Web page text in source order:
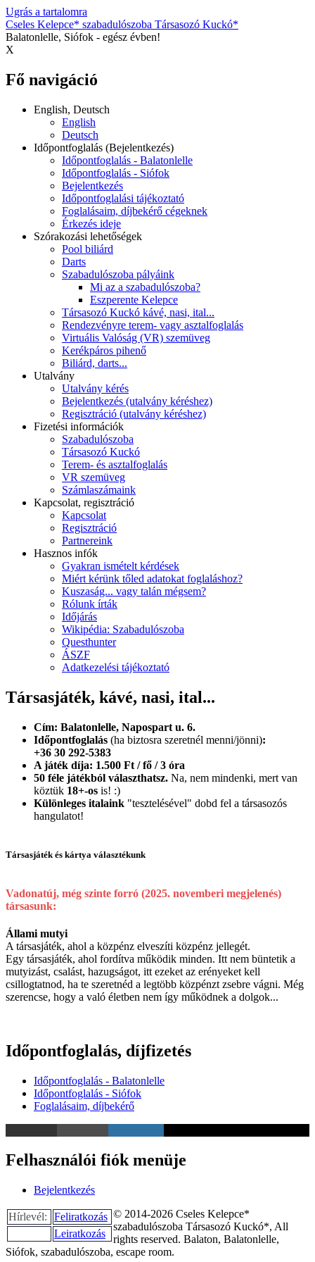
Ugrás a tartalomra
Cseles Kelepce* szabadulószoba Társasozó Kuckó*
Balatonlelle, Siófok - egész évben!
X
Fő navigáció
English, Deutsch
English
Deutsch
Időpontfoglalás (Bejelentkezés)
Időpontfoglalás - Balatonlelle
Időpontfoglalás - Siófok
Bejelentkezés
Időpontfoglalási tájékoztató
Foglalásaim, díjbekérő cégeknek
Érkezés ideje
Szórakozási lehetőségek
Pool biliárd
Darts
Szabadulószoba pályáink
Mi az a szabadulószoba?
Eszperente Kelepce
Társasozó Kuckó kávé, nasi, ital...
Rendezvényre terem- vagy asztalfoglalás
Virtuális Valóság (VR) szemüveg
Kerékpáros pihenő
Biliárd, darts...
Utalvány
Utalvány kérés
Bejelentkezés (utalvány kéréshez)
Regisztráció (utalvány kéréshez)
Fizetési információk
Szabadulószoba
Társasozó Kuckó
Terem- és asztalfoglalás
VR szemüveg
Számlaszámaink
Kapcsolat, regisztráció
Kapcsolat
Regisztráció
Partnereink
Hasznos infók
Gyakran ismételt kérdések
Miért kérünk tőled adatokat foglaláshoz?
Kuszaság... vagy talán mégsem?
Rólunk írták
Időjárás
Wikipédia: Szabadulószoba
Questhunter
ÁSZF
Adatkezelési tájékoztató
Társasjáték, kávé, nasi, ital...
Cím: Balatonlelle, Napospart u. 6.
Időpontfoglalás (ha biztosra szeretnél menni/jönni):
+36 30 292-5383
A játék díja: 1.500 Ft / fő / 3 óra
50 féle játékból választhatsz. Na, nem mindenki, mert van
köztük 18+-os is! :)
Különleges italaink "tesztelésével" dobd fel a társasozós
hangulatot!
Társasjáték és kártya választékunk
Vadonatúj, még szinte forró (2025. novemberi megjelenés)
társasunk:
Állami mutyi
A társasjáték, ahol a közpénz elveszíti közpénz jellegét.
Egy társasjáték, ahol fordítva működik minden. Itt nem büntetik a
mutyizást, csalást, hazugságot, itt ezeket az erényeket kell
csillogtatnod, ha te szeretnéd a legtöbb közpénzt zsebre vágni. Még
szerencse, hogy a való életben nem így működnek a dolgok...
Időpontfoglalás, díjfizetés
Időpontfoglalás - Balatonlelle
Időpontfoglalás - Siófok
Foglalásaim, díjbekérő
Felhasználói fiók menüje
Bejelentkezés
Hírlevél:
Feliratkozás
Leiratkozás
© 2014-2026 Cseles Kelepce*
szabadulószoba Társasozó Kuckó*, All
rights reserved. Balaton, Balatonlelle,
Siófok, szabadulószoba, escape room.